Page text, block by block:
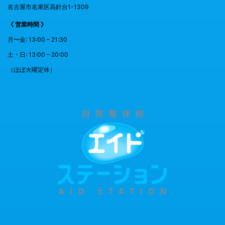
名古屋市名東区高針台1-1309
《 営業時間 》
月〜金: 13:00 – 21:30
土・日: 13:00 – 20:00
（ほぼ火曜定休）